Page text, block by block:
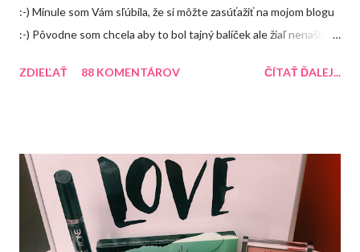
:-) Minule som Vám sľúbila, že si môžte zasúťažiť na mojom blogu
:-) Pôvodne som chcela aby to bol tajný balíček ale žiaľ nenašla
bude obsahovať ale čoskoro vymyslím na FB alebo instagrame
Recenzia 4. Balea malinový balzám na pery
ZDIEĽAŤ 88 KOMENTÁROV ČÍTAŤ ĎALEJ...